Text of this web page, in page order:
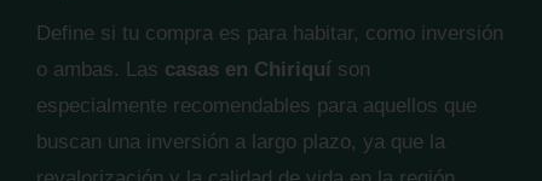
Define si tu compra es para habitar, como inversión
o ambas. Las casas en Chiriquí son
especialmente recomendables para aquellos que
buscan una inversión a largo plazo, ya que la